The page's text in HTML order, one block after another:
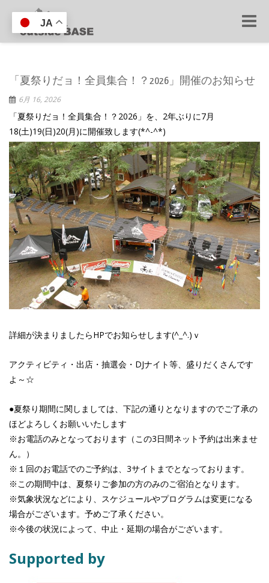
Toggle
「夏祭りだョ！全員集合！？2026」開催のお知らせ
6月 16, 2026
「夏祭りだョ！全員集合！？2026」を、2年ぶりに7月
18(土)19(日)20(月)に開催致します(*^-^*)
詳細が決まりましたらHPでお知らせします(^_^.)ｖ
アクティビティ・出店・抽選会・DJナイト等、盛りだくさんです
よ～☆
●夏祭り期間に関しましては、下記の通りとなりますのでご了承の
ほどよろしくお願いいたします
※お電話のみとなっております（この3日間ネット予約は出来ませ
ん。）
※１回のお電話でのご予約は、3サイトまでとなっております。
※この期間中は、夏祭りご参加の方のみのご宿泊となります。
※気象状況などにより、スケジュールやプログラムは変更になる
場合がございます。予めご了承ください。
※今後の状況によって、中止・延期の場合がございます。
Supported by
JA